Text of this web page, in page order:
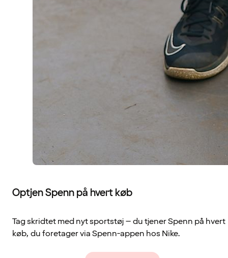
Optjen Spenn på hvert køb
Tag skridtet med nyt sportstøj – du tjener Spenn på hvert
køb, du foretager via Spenn-appen hos Nike.